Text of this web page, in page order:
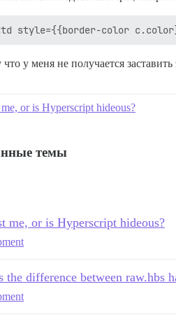
у меня не получается
or is Hyperscript hideous?
темы
me, or is Hyperscript hideous?
the difference between raw.hbs